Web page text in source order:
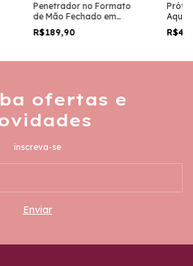
Penetrador no Formato
de Mão Fechado em
Punho com Ventosa AP-
082
R$189,90
Vem
9360
ofertas e
inscreva-se